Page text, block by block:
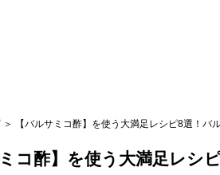
＞ 【バルサミコ酢】を使う大満足レシピ8選！バ
ミコ酢】を使う大満足レシ